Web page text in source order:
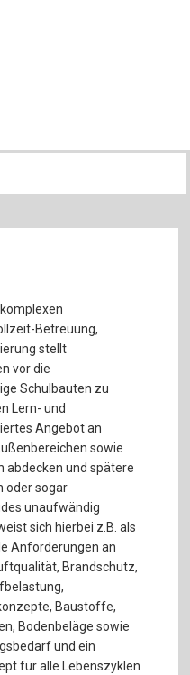
Betreuung,
stellt
vor die
Schulbauten zu
Lern- und
Angebot an
sowie
abdecken und spätere
oder sogar
unaufwändig
sich hierbei z.B. als
Anforderungen an
Brandschutz,
Baustoffe,
Bodenbeläge sowie
und ein
für alle Lebenszyklen